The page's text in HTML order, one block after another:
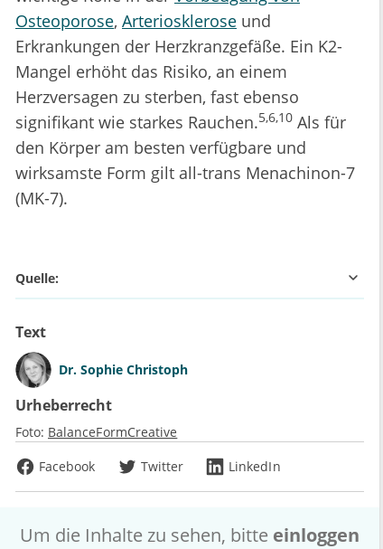
Osteoporose, Arteriosklerose und
Erkrankungen der Herzkranzgefäße. Ein K2-
Mangel erhöht das Risiko, an einem
Herzversagen zu sterben, fast ebenso
signifikant wie starkes Rauchen.5,6,10 Als für
den Körper am besten verfügbare und
wirksamste Form gilt all-trans Menachinon-7
(MK-7).
Quelle:
Text
Dr. Sophie Christoph
Urheberrecht
Foto: BalanceFormCreative
Facebook
Twitter LinkedIn
Um die Inhalte zu sehen, bitte einloggen